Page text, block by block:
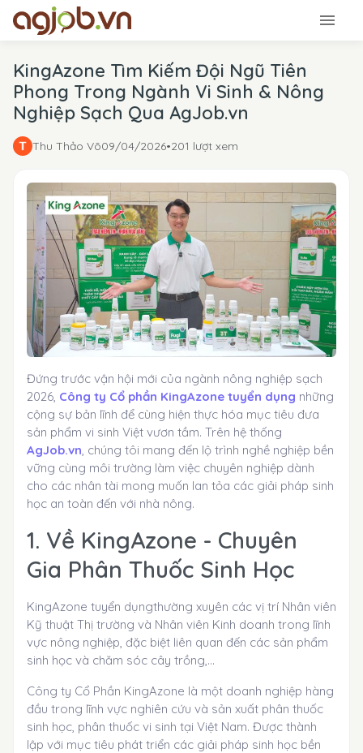
KingAzone Tìm Kiếm Đội Ngũ Tiên
Phong Trong Ngành Vi Sinh & Nông
Nghiệp Sạch Qua AgJob.vn
Thu Thảo Võ09/04/2026•201 lượt xem
Đứng trước vận hội mới của ngành nông nghiệp sạch
2026, Công ty Cổ phần KingAzone tuyển dụng những
cộng sự bản lĩnh để cùng hiện thực hóa mục tiêu đưa
sản phẩm vi sinh Việt vươn tầm. Trên hệ thống
AgJob.vn , chúng tôi mang đến lộ trình nghề nghiệp bền
vững cùng môi trường làm việc chuyên nghiệp dành
cho các nhân tài mong muốn lan tỏa các giải pháp sinh
học an toàn đến với nhà nông.
1. Về KingAzone - Chuyên
Gia Phân Thuốc Sinh Học
KingAzone tuyển dụngthường xuyên các vị trí Nhân viên
Kỹ thuật Thị trường và Nhân viên Kinh doanh trong lĩnh
vực nông nghiệp, đặc biệt liên quan đến các sản phẩm
sinh học và chăm sóc cây trồng,…
Công ty Cổ Phần KingAzone là một doanh nghiệp hàng
đầu trong lĩnh vực nghiên cứu và sản xuất phân thuốc
sinh học, phân thuốc vi sinh tại Việt Nam. Được thành
lập với mục tiêu phát triển các giải pháp sinh học bền